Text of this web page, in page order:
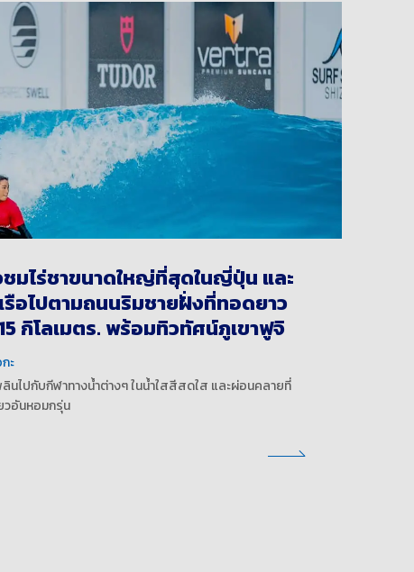
ชมไร่ชาขนาดใหญ่ที่สุดในญี่ปุ่น และ
รือไปตามถนนริมชายฝั่งที่ทอดยาว
กิโลเมตร. พร้อมทิวทัศน์ภูเขาฟูจิ
ะ
ลินไปกับกีฬาทางน้ำต่างๆ ในน้ำใสสีสดใส และผ่อนคลายที่
วอันหอมกรุ่น